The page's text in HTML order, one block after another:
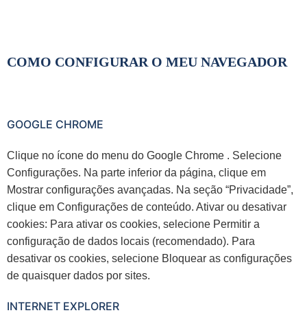
COMO CONFIGURAR O MEU NAVEGADOR
GOOGLE CHROME
Clique no ícone do menu do Google Chrome . Selecione
Configurações. Na parte inferior da página, clique em
Mostrar configurações avançadas. Na seção “Privacidade”,
clique em Configurações de conteúdo. Ativar ou desativar
cookies: Para ativar os cookies, selecione Permitir a
configuração de dados locais (recomendado). Para
desativar os cookies, selecione Bloquear as configurações
de quaisquer dados por sites.
INTERNET EXPLORER